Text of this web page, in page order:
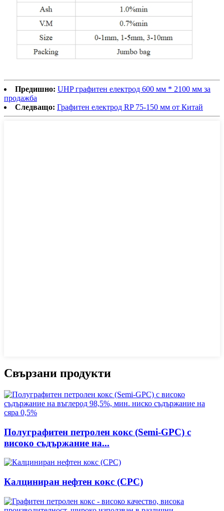
Предишно: UHP графитен електрод 600 мм * 2100 мм за
продажба
Следващо: Графитен електрод RP 75-150 мм от Китай
Свързани продукти
Полуграфитен петролен кокс (Semi-GPC) с
високо съдържание на...
Калциниран нефтен кокс (CPC)